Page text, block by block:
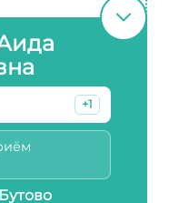
+1
Бутово